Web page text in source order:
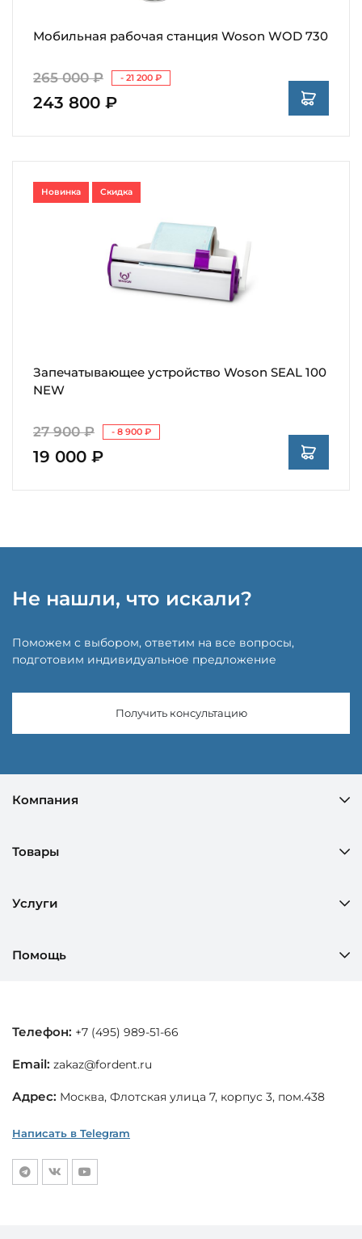
Мобильная рабочая станция Woson WOD 730
265 000 ₽ - 21 200 ₽
243 800 ₽
Запечатывающее устройство Woson SEAL 100
NEW
27 900 ₽ - 8 900 ₽
19 000 ₽
Новинка Скидка
Не нашли, что искали?
Поможем с выбором, ответим на все вопросы,
подготовим индивидуальное предложение
Получить консультацию
Компания
Товары
Услуги
Помощь
Телефон: +7 (495) 989-51-66
Email: zakaz@fordent.ru
Адрес: Москва, Флотская улица 7, корпус 3, пом.438
Написать в Telegram